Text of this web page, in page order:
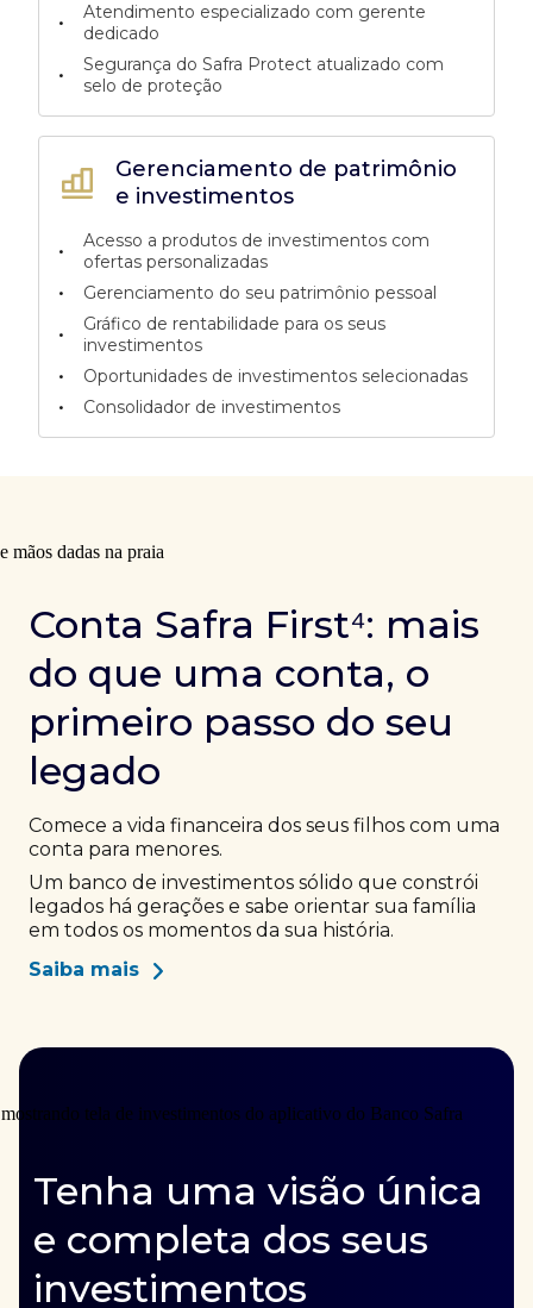
Gerenciamento de patrimônio
e investimentos
•
Acesso a produtos de investimentos com
ofertas personalizadas
• Gerenciamento do seu patrimônio pessoal
•
Gráfico de rentabilidade para os seus
investimentos
• Oportunidades de investimentos selecionadas
• Consolidador de investimentos
•
Atendimento especializado com gerente
dedicado
•
Segurança do Safra Protect atualizado com
selo de proteção
Conta Safra First⁴: mais
do que uma conta, o
primeiro passo do seu
legado
Comece a vida financeira dos seus filhos com uma
conta para menores.
Um banco de investimentos sólido que constrói
legados há gerações e sabe orientar sua família
em todos os momentos da sua história.
Saiba mais
Tenha uma visão única
e completa dos seus
investimentos